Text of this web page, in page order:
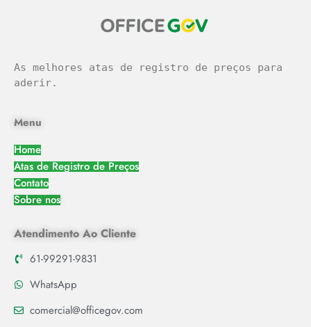
As melhores atas de registro de preços para
aderir.
Menu
Home
Atas de Registro de Preços
Contato
Sobre nos
Atendimento Ao Cliente
61-99291-9831
WhatsApp
comercial@officegov.com